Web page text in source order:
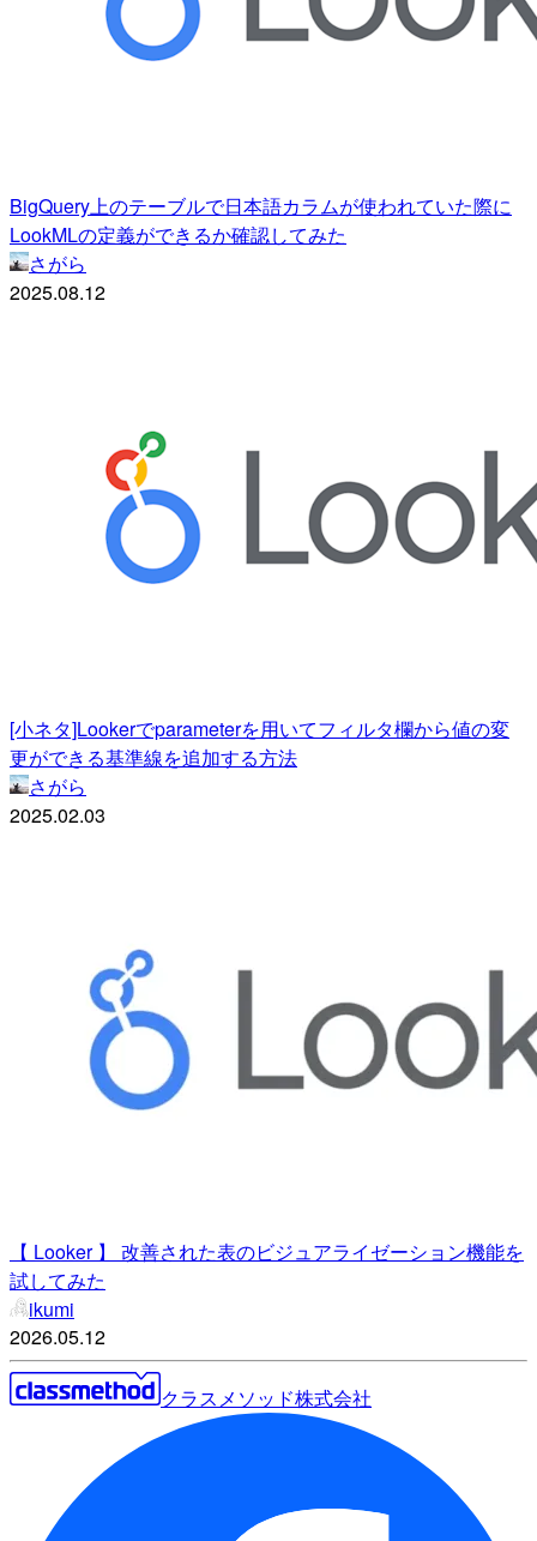
BigQuery上のテーブルで日本語カラムが使われていた際に
LookMLの定義ができるか確認してみた
さがら
2025.08.12
[小ネタ]Lookerでparameterを用いてフィルタ欄から値の変
更ができる基準線を追加する方法
さがら
2025.02.03
【 Looker 】 改善された表のビジュアライゼーション機能を
試してみた
ikumi
2026.05.12
クラスメソッド株式会社